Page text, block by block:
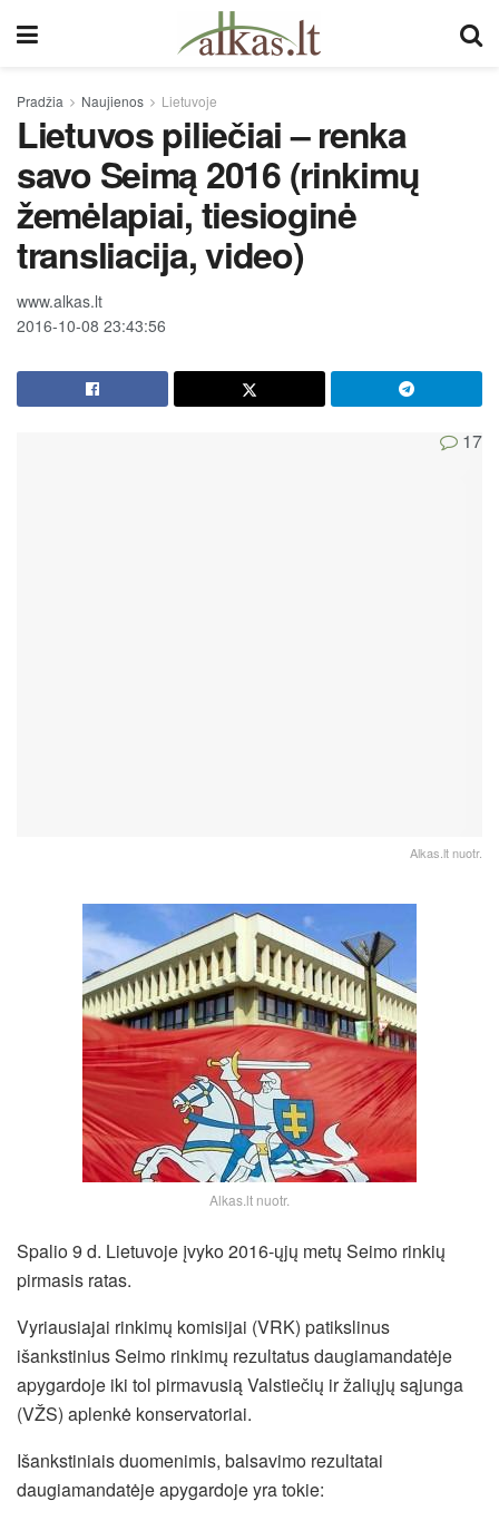
Pradžia Naujienos Lietuvoje
Lietuvos piliečiai – renka
savo Seimą 2016 (rinkimų
žemėlapiai, tiesioginė
transliacija, video)
www.alkas.lt
2016-10-08 23:43:56
17
Alkas.lt nuotr.
Alkas.lt nuotr.
Spalio 9 d. Lietuvoje įvyko 2016-ųjų metų Seimo rinkių
pirmasis ratas.
Vyriausiajai rinkimų komisijai (VRK) patikslinus
išankstinius Seimo rinkimų rezultatus daugiamandatėje
apygardoje iki tol pirmavusią Valstiečių ir žaliųjų sąjunga
(VŽS) aplenkė konservatoriai.
Išankstiniais duomenimis, balsavimo rezultatai
daugiamandatėje apygardoje yra tokie: